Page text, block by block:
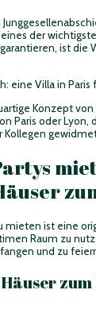
der
ist die
eine Villa in
Konzept von
Paris oder Lyon,
Kollegen
mieten ist eine
Raum zu
und zu